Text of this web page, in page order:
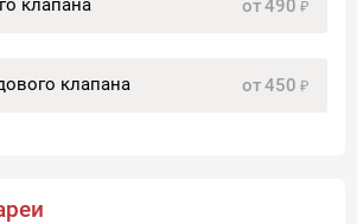
информацию по ремонту
Аристон вы можете получить у
клапана от490
клапана от450